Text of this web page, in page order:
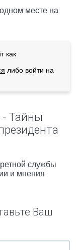
месте на
как
либо войти на
- Тайны
службы
и мнения
Ваш